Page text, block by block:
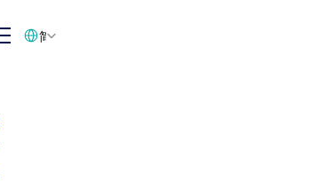
简体中文